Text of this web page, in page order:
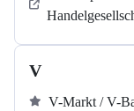
V
V-Markt / V-